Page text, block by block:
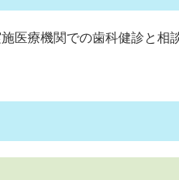
医療機関での歯科健診と相